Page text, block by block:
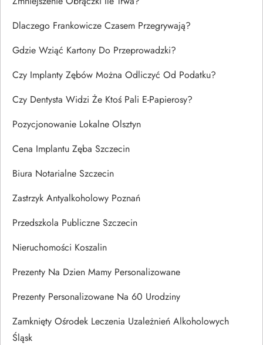
Dlaczego Frankowicze Czasem Przegrywają?
Gdzie Wziąć Kartony Do Przeprowadzki?
Czy Implanty Zębów Można Odliczyć Od Podatku?
Czy Dentysta Widzi Że Ktoś Pali E-Papierosy?
Pozycjonowanie Lokalne Olsztyn
Cena Implantu Zęba Szczecin
Biura Notarialne Szczecin
Zastrzyk Antyalkoholowy Poznań
Przedszkola Publiczne Szczecin
Nieruchomości Koszalin
Prezenty Na Dzien Mamy Personalizowane
Prezenty Personalizowane Na 60 Urodziny
Zamknięty Ośrodek Leczenia Uzależnień Alkoholowych
Śląsk